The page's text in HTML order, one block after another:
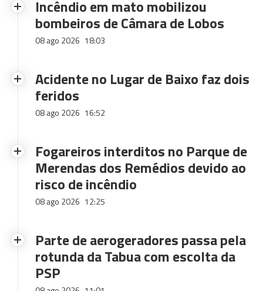
Incêndio em mato mobilizou
bombeiros de Câmara de Lobos
08 ago 2026 18:03
Acidente no Lugar de Baixo faz dois
feridos
08 ago 2026 16:52
Fogareiros interditos no Parque de
Merendas dos Remédios devido ao
risco de incêndio
08 ago 2026 12:25
Parte de aerogeradores passa pela
rotunda da Tabua com escolta da
PSP